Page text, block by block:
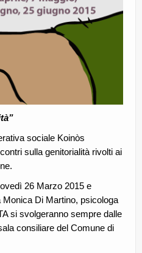
sociale Koinòs
sulla genitorialità rivolti ai
26 Marzo 2015 e
Di Martino, psicologa
si svolgeranno sempre dalle
consiliare del Comune di